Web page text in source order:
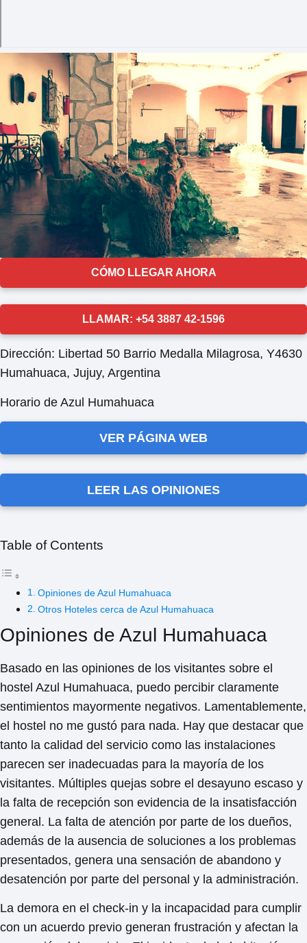
CÓMO LLEGAR AHORA
LLAMAR: +54 3887 42-1596
Dirección: Libertad 50 Barrio Medalla Milagrosa, Y4630
Humahuaca, Jujuy, Argentina
Horario de Azul Humahuaca
VER PÁGINA WEB
LEER LAS OPINIONES
Table of Contents
Opiniones de Azul Humahuaca
Otros Hoteles cerca de Azul Humahuaca
Opiniones de Azul Humahuaca
Basado en las opiniones de los visitantes sobre el
hostel Azul Humahuaca, puedo percibir claramente
sentimientos mayormente negativos. Lamentablemente,
el hostel no me gustó para nada. Hay que destacar que
tanto la calidad del servicio como las instalaciones
parecen ser inadecuadas para la mayoría de los
visitantes. Múltiples quejas sobre el desayuno escaso y
la falta de recepción son evidencia de la insatisfacción
general. La falta de atención por parte de los dueños,
además de la ausencia de soluciones a los problemas
presentados, genera una sensación de abandono y
desatención por parte del personal y la administración.
La demora en el check-in y la incapacidad para cumplir
con un acuerdo previo generan frustración y afectan la